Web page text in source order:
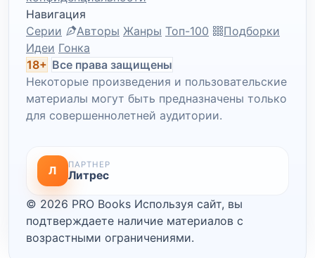
Навигация
Серии
Авторы Жанры Топ-100
Подборки
Идеи Гонка
18+ Все права защищены
Некоторые произведения и пользовательские
материалы могут быть предназначены только
для совершеннолетней аудитории.
Л ПАРТНЕР
Литрес
© 2026 PRO Books Используя сайт, вы
подтверждаете наличие материалов с
возрастными ограничениями.